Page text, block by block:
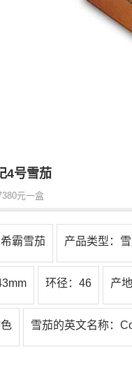
4号雪茄
元一盒
霸雪茄 产品类型：
环径：46 产
雪茄的英文名称：